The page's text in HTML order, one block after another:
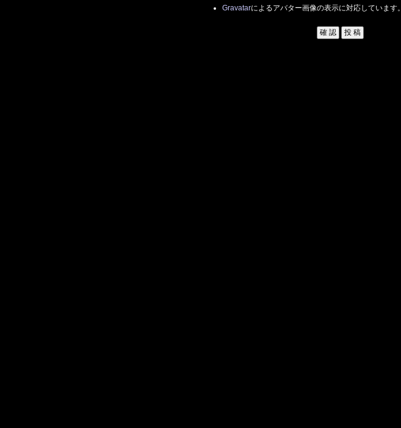
Gravatarによるアバター画像の表示に対応しています。